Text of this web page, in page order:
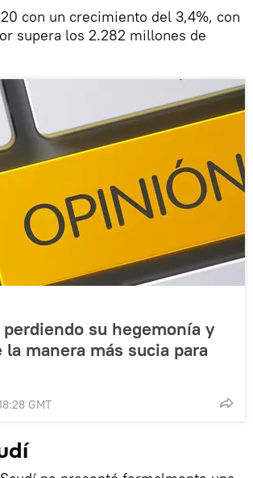
con un crecimiento del 3,4%, con
supera los 2.282 millones de
perdiendo su hegemonía y
la manera más sucia para
GMT